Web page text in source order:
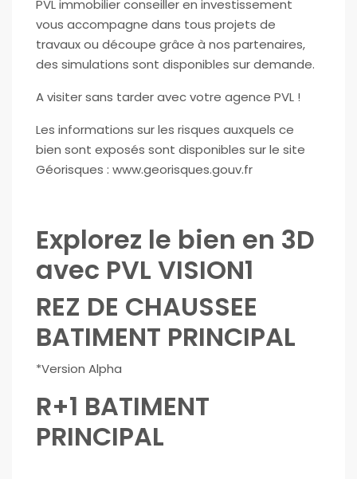
PVL immobilier conseiller en investissement
vous accompagne dans tous projets de
travaux ou découpe grâce à nos partenaires,
des simulations sont disponibles sur demande.
A visiter sans tarder avec votre agence PVL !
Les informations sur les risques auxquels ce
bien sont exposés sont disponibles sur le site
Géorisques : www.georisques.gouv.fr
Explorez le bien en 3D
avec PVL VISION1
REZ DE CHAUSSEE
BATIMENT PRINCIPAL
*Version Alpha
R+1 BATIMENT
PRINCIPAL